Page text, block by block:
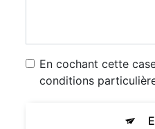
En cochant cette
conditions